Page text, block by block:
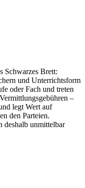
Schwarzes Brett:
und Unterrichtsform
oder Fach und treten
–
legt Wert auf
den Parteien.
deshalb unmittelbar